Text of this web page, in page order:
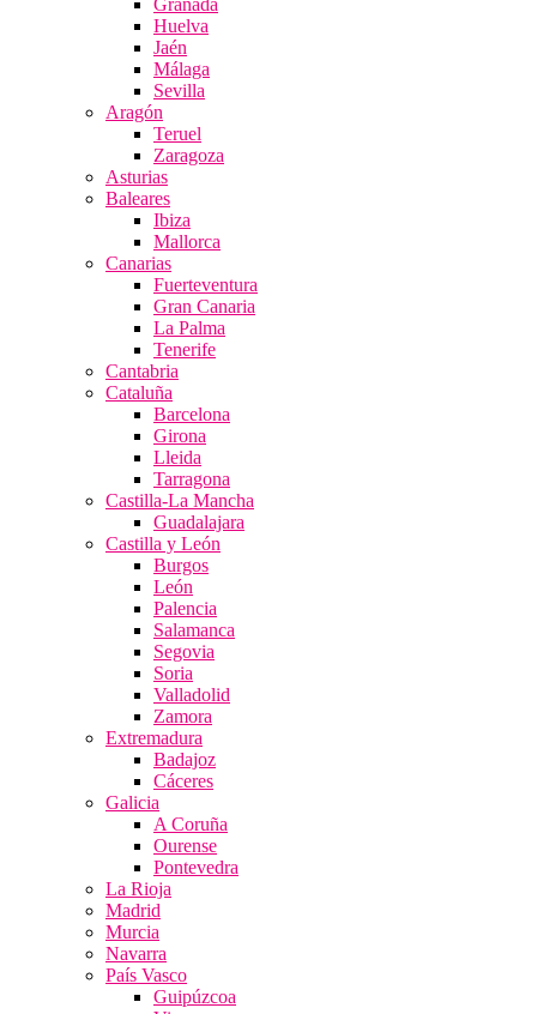
Granada
Huelva
Jaén
Málaga
Sevilla
Aragón
Teruel
Zaragoza
Asturias
Baleares
Ibiza
Mallorca
Canarias
Fuerteventura
Gran Canaria
La Palma
Tenerife
Cantabria
Cataluña
Barcelona
Girona
Lleida
Tarragona
Castilla-La Mancha
Guadalajara
Castilla y León
Burgos
León
Palencia
Salamanca
Segovia
Soria
Valladolid
Zamora
Extremadura
Badajoz
Cáceres
Galicia
A Coruña
Ourense
Pontevedra
La Rioja
Madrid
Murcia
Navarra
País Vasco
Guipúzcoa